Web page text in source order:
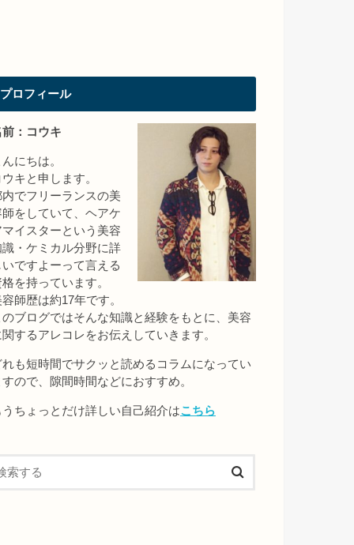
プロフィール
前：コウキ
んにちは。
ウキと申します。
内でフリーランスの美
師をしていて、ヘアケ
マイスターという美容
識・ケミカル分野に詳
いですよーって言える
格を持っています。
容師歴は約17年です。
のブログではそんな知識と経験をもとに、美容
関するアレコレをお伝えしていきます。
れも短時間でサクッと読めるコラムになってい
すので、隙間時間などにおすすめ。
うちょっとだけ詳しい自己紹介はこちら